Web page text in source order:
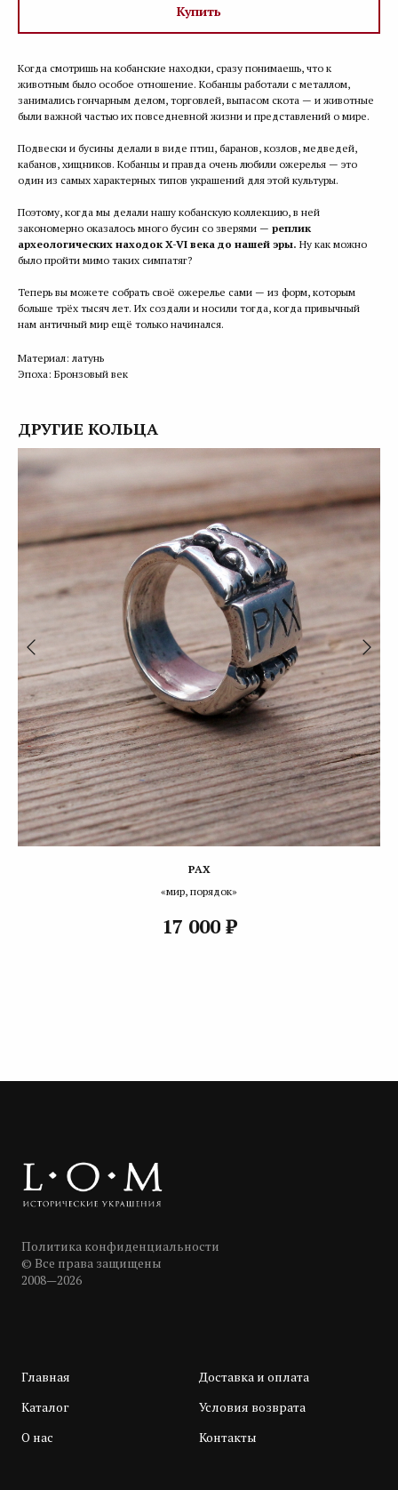
Купить
Когда смотришь на кобанские находки, сразу понимаешь, что к
животным было особое отношение. Кобанцы работали с металлом,
занимались гончарным делом, торговлей, выпасом скота — и животные
были важной частью их повседневной жизни и представлений о мире.
Подвески и бусины делали в виде птиц, баранов, козлов, медведей,
кабанов, хищников. Кобанцы и правда очень любили ожерелья — это
один из самых характерных типов украшений для этой культуры.
Поэтому, когда мы делали нашу кобанскую коллекцию, в ней
закономерно оказалось много бусин со зверями — реплик
археологических находок X-VI века до нашей эры. Ну как можно
было пройти мимо таких симпатяг?
Теперь вы можете собрать своё ожерелье сами — из форм, которым
больше трёх тысяч лет. Их создали и носили тогда, когда привычный
нам античный мир ещё только начинался.
Материал: латунь
Эпоха: Бронзовый век
ДРУГИЕ КОЛЬЦА
PAX
«мир, порядок»
17 000 ₽
Политика конфиденциальности
© Все права защищены
2008—2026
Главная
Каталог
О нас
Доставка и оплата
Условия возврата
Контакты